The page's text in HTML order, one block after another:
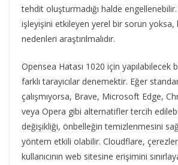
tehdit oluşturmadığı halde
işleyişini etkileyen yerel bir sorun yoksa,
nedenleri araştırılmalıdır.
Opensea Hatası 1020 için yapılabilecek
farklı tarayıcılar denemektir. Eğer
çalışmıyorsa, Brave, Microsoft Edge,
veya Opera gibi alternatifler tercih
değişikliği, önbelleğin temizlenmesini
yöntem etkili olabilir. Cloudflare,
kullanıcının web sitesine erişimini